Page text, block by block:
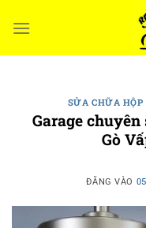
qua
SỬA CHỮA HỘP
Garage
Gò
ĐĂNG VÀO